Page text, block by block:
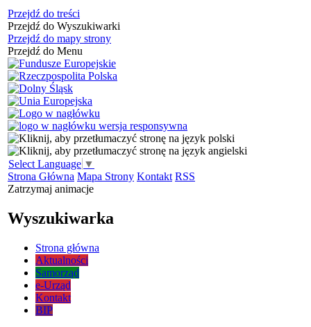
Przejdź do treści
Przejdź do Wyszukiwarki
Przejdź do mapy strony
Przejdź do Menu
Select Language ▼
Strona Główna Mapa Strony Kontakt RSS
Zatrzymaj animacje
Wyszukiwarka
Strona główna
Aktualności
Samorząd
e-Urząd
Kontakt
BIP